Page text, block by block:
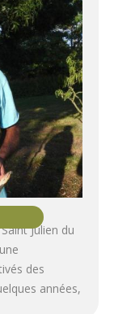
Julien du
des
années,